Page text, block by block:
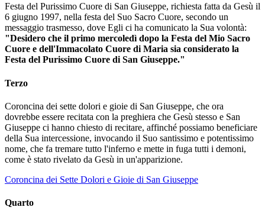
Festa del Purissimo Cuore di San Giuseppe, richiesta fatta da Gesù il
6 giugno 1997, nella festa del Suo Sacro Cuore, secondo un
messaggio trasmesso, dove Egli ci ha comunicato la Sua volontà:
"Desidero che il primo mercoledì dopo la Festa del Mio Sacro
Cuore e dell'Immacolato Cuore di Maria sia considerato la
Festa del Purissimo Cuore di San Giuseppe."
Terzo
Coroncina dei sette dolori e gioie di San Giuseppe, che ora
dovrebbe essere recitata con la preghiera che Gesù stesso e San
Giuseppe ci hanno chiesto di recitare, affinché possiamo beneficiare
della Sua intercessione, invocando il Suo santissimo e potentissimo
nome, che fa tremare tutto l'inferno e mette in fuga tutti i demoni,
come è stato rivelato da Gesù in un'apparizione.
Coroncina dei Sette Dolori e Gioie di San Giuseppe
Quarto